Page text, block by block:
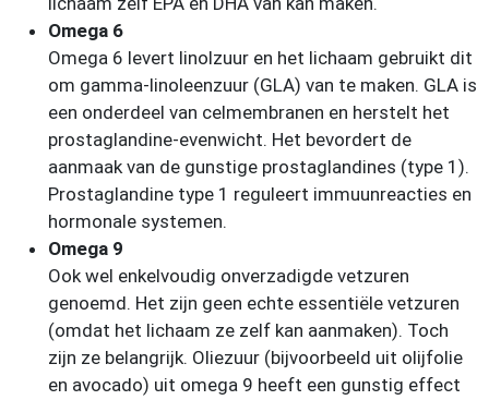
Omega 6
Omega 6 levert linolzuur en het lichaam gebruikt dit
om gamma-linoleenzuur (GLA) van te maken. GLA is
een onderdeel van celmembranen en herstelt het
prostaglandine-evenwicht. Het bevordert de
aanmaak van de gunstige prostaglandines (type 1).
Prostaglandine type 1 reguleert immuunreacties en
hormonale systemen.
Omega 9
Ook wel enkelvoudig onverzadigde vetzuren
genoemd. Het zijn geen echte essentiële vetzuren
(omdat het lichaam ze zelf kan aanmaken). Toch
zijn ze belangrijk. Oliezuur (bijvoorbeeld uit olijfolie
en avocado) uit omega 9 heeft een gunstig effect